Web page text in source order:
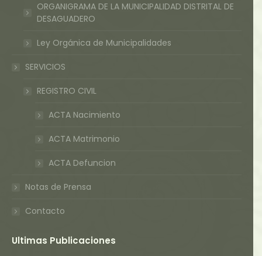
ORGANIGRAMA DE LA MUNICIPALIDAD DISTRITAL DE
DESAGUADERO
Ley Orgánica de Municipalidades
SERVICIOS
REGISTRO CIVIL
ACTA Nacimiento
ACTA Matrimonio
ACTA Defuncion
Notas de Prensa
Contacto
Ultimas Publicaciones